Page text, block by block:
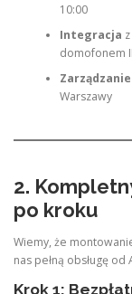
10:00
Integracja
domofonem
Warszawy
2.
po kroku
Wiemy, że
nas pełną obsługę
Krok 1: